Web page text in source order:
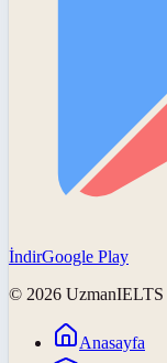
İndirGoogle Play
© 2026 UzmanIELTS
Anasayfa